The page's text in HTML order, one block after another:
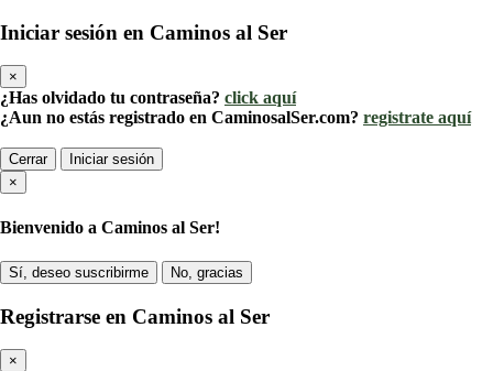
Iniciar sesión en Caminos al Ser
×
¿Has olvidado tu contraseña? click aquí
¿Aun no estás registrado en CaminosalSer.com? registrate aquí
Cerrar
Iniciar sesión
×
Bienvenido a Caminos al Ser!
Sí, deseo suscribirme No, gracias
Registrarse en Caminos al Ser
×